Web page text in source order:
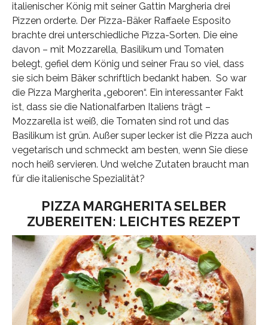
italienischer König mit seiner Gattin Margheria drei
Pizzen orderte. Der Pizza-Bäker Raffaele Esposito
brachte drei unterschiedliche Pizza-Sorten. Die eine
davon – mit Mozzarella, Basilikum und Tomaten
belegt, gefiel dem König und seiner Frau so viel, dass
sie sich beim Bäker schriftlich bedankt haben. So war
die Pizza Margherita „geboren“. Ein interessanter Fakt
ist, dass sie die Nationalfarben Italiens trägt –
Mozzarella ist weiß, die Tomaten sind rot und das
Basilikum ist grün. Außer super lecker ist die Pizza auch
vegetarisch und schmeckt am besten, wenn Sie diese
noch heiß servieren. Und welche Zutaten braucht man
für die italienische Spezialität?
PIZZA MARGHERITA SELBER
ZUBEREITEN: LEICHTES REZEPT